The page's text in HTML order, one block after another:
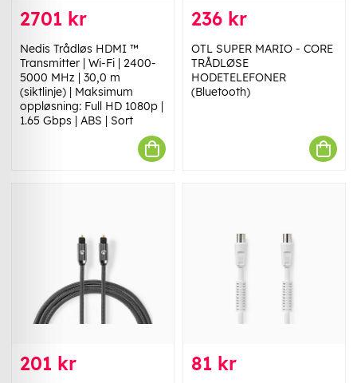
2701 kr
Nedis Trådløs HDMI ™
Transmitter | Wi-Fi | 2400-
5000 MHz | 30,0 m
(siktlinje) | Maksimum
oppløsning: Full HD 1080p |
1.65 Gbps | ABS | Sort
236 kr
OTL SUPER MARIO - CORE
TRÅDLØSE
HODETELEFONER
(Bluetooth)
201 kr 81 kr